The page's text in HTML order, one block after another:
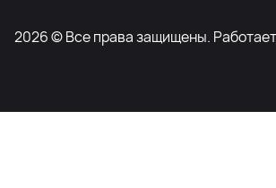
2026 © Все права защищены.